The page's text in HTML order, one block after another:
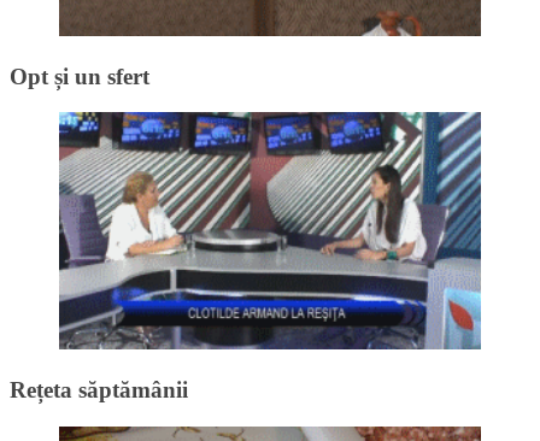
Opt și un sfert
Rețeta săptămânii